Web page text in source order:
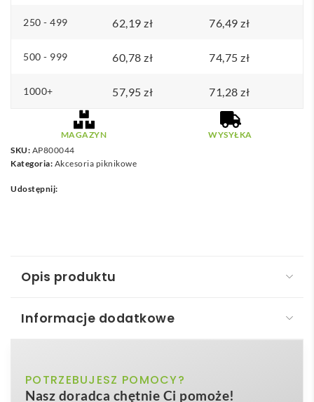
250 - 499 62,19 zł 76,49 zł
500 - 999 60,78 zł 74,75 zł
1000+ 57,95 zł 71,28 zł
MAGAZYN
WYSYŁKA
SKU: AP800044
Kategoria: Akcesoria piknikowe
Udostępnij:
Opis produktu
znakomity, przyjazny środowisku
Informacje dodatkowe
Kolor
ciemnoniebieski, ciemnoszary
POTRZEBUJESZ POMOCY?
Nasz doradca chętnie Ci pomoże!